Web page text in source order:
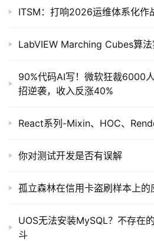
提
词
开
源
码
常
接
ITSM：打响2026运维体系化作
LabVIEW Marching Cubes算
90%代码AI写！微软狂裁6000
招逆袭，收入反涨40%
React系列-Mixin、HOC、
你对测试开发是否有误解
孤立森林在信用卡盗刷样本上的
UOS无法安装MySQL？不存在
斗